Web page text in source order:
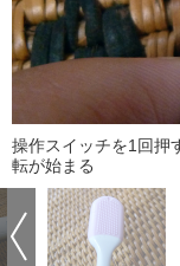
操作スイッチを1回押
転が始まる